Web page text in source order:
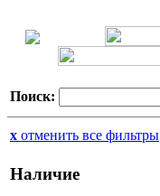
Поиск:
x отменить все фильтры
Наличие